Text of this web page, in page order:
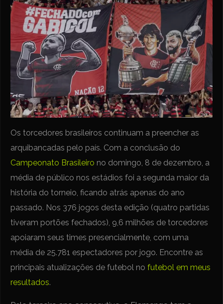
Os torcedores brasileiros continuam a preencher as
arquibancadas pelo país. Com a conclusão do
Campeonato Brasileiro no domingo, 8 de dezembro, a
média de público nos estádios foi a segunda maior da
história do torneio, ficando atrás apenas do ano
passado. Nos 376 jogos desta edição (quatro partidas
tiveram portões fechados), 9,6 milhões de torcedores
apoiaram seus times presencialmente, com uma
média de 25.781 espectadores por jogo. Encontre as
principais atualizações de futebol nofutebol em meus
resultados.